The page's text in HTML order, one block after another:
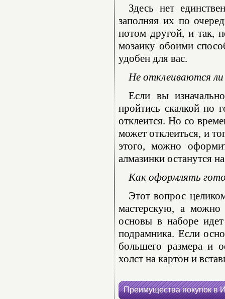
Здесь нет
заполняя их по
потом другой, и так,
мозаику обоими
удобен для вас.
Не отклеиваются ли
Если вы
пройтись скалкой по
отклеится. Но со
может отклеиться, и
этого, можно
алмазинки останутся
Как оформлять
Этот вопрос
мастерскую, а можно
основы в наборе
подрамника. Если
большего размера и
холст на картон и
Преимущества покупок в